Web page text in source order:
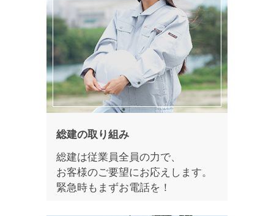
総建の取り組み
総建は従業員全員の力で、
お客様のご要望にお応えします。
緊急時もまずお電話を！